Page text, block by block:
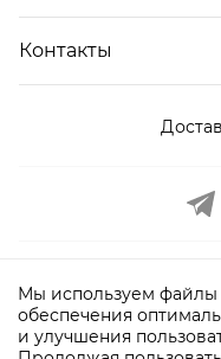
Контакты
© 2009-2026
Мы используем файлы
обеспечения
и улучшения